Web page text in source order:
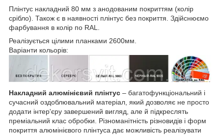
Плінтус накладний 80 мм з анодованим покриттям (колір
срібло). Також є в наявності плінтус без покриття. Здійснюємо
фарбування в колір по RAL.
Реалізується цілими планками 2600мм.
Варіанти кольорів:
Накладний алюмінієвий плінтус – багатофункціональний і
сучасний оздоблювальний матеріал, який дозволяє не просто
додати інтер'єру завершений вигляд, але й підкреслять
преміальний клас обробки. Різноманітність різновидів і форм
покриття алюмінієвого плінтуса дає можливість реалізувати